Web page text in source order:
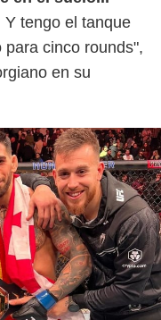
Y tengo el tanque
cinco rounds",
en su